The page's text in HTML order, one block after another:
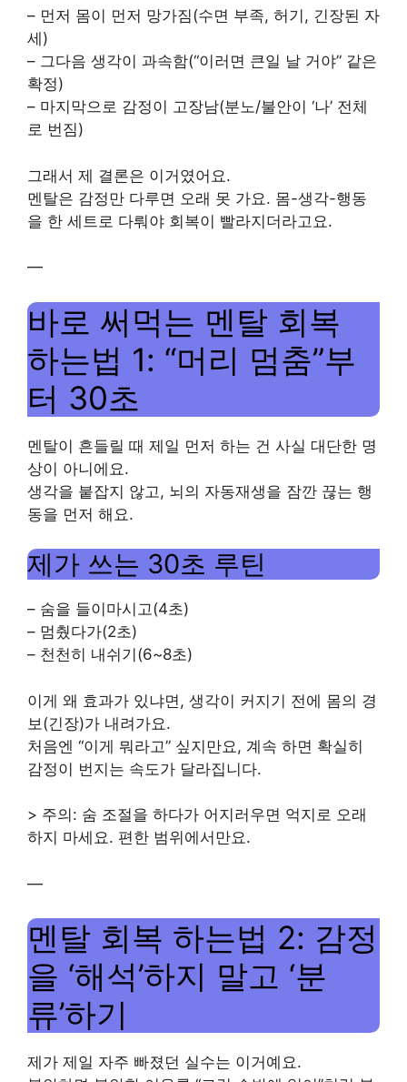
– 먼저 몸이 먼저 망가짐(수면 부족, 허기, 긴장된 자
세)
– 그다음 생각이 과속함(“이러면 큰일 날 거야” 같은
확정)
– 마지막으로 감정이 고장남(분노/불안이 ‘나’ 전체
로 번짐)
그래서 제 결론은 이거였어요.
멘탈은 감정만 다루면 오래 못 가요. 몸-생각-행동
을 한 세트로 다뤄야 회복이 빨라지더라고요.
—
바로 써먹는 멘탈 회복
하는법 1: “머리 멈춤”부
터 30초
멘탈이 흔들릴 때 제일 먼저 하는 건 사실 대단한 명
상이 아니에요.
생각을 붙잡지 않고, 뇌의 자동재생을 잠깐 끊는 행
동을 먼저 해요.
제가 쓰는 30초 루틴
– 숨을 들이마시고(4초)
– 멈췄다가(2초)
– 천천히 내쉬기(6~8초)
이게 왜 효과가 있냐면, 생각이 커지기 전에 몸의 경
보(긴장)가 내려가요.
처음엔 “이게 뭐라고” 싶지만요, 계속 하면 확실히
감정이 번지는 속도가 달라집니다.
> 주의: 숨 조절을 하다가 어지러우면 억지로 오래
하지 마세요. 편한 범위에서만요.
—
멘탈 회복 하는법 2: 감정
을 ‘해석’하지 말고 ‘분
류’하기
제가 제일 자주 빠졌던 실수는 이거예요.